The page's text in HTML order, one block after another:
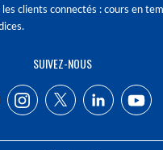
clients connectés : cours en
SUIVEZ-NOUS